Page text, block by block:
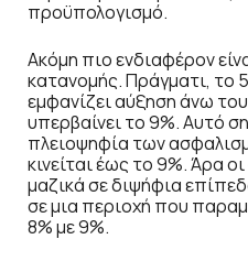
προϋπολογισμό.
Ακόμη πιο ενδιαφέρον
κατανομής. Πράγματι, το
εμφανίζει αύξηση άνω
υπερβαίνει το 9%. Αυτό
πλειοψηφία των
κινείται έως το 9%. Άρα
μαζικά σε διψήφια
σε μια περιοχή που
8% με 9%.